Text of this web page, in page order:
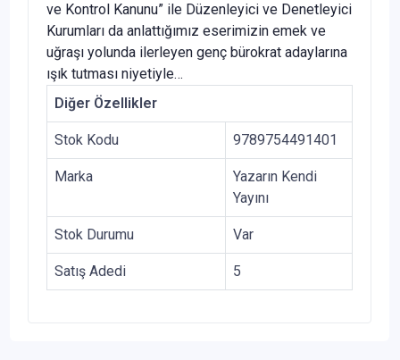
ve Kontrol Kanunu” ile Düzenleyici ve Denetleyici
Kurumları da anlattığımız eserimizin emek ve
uğraşı yolunda ilerleyen genç bürokrat adaylarına
ışık tutması niyetiyle…
Diğer Özellikler
Stok Kodu 9789754491401
Marka
Yazarın Kendi
Yayını
Stok Durumu Var
Satış Adedi 5